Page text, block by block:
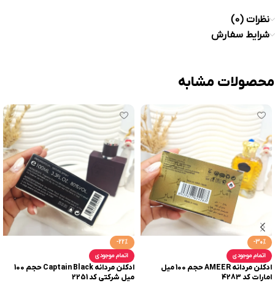
نظرات (0)
شرایط سفارش
محصولات مشابه
-30%
اتمام موجودی
ادکلن مردانه AMEER حجم 100 میل
امارات کد 4283
-22%
اتمام موجودی
ادکلن مردانه Captain Black حجم 100
میل شرکتی کد 2251